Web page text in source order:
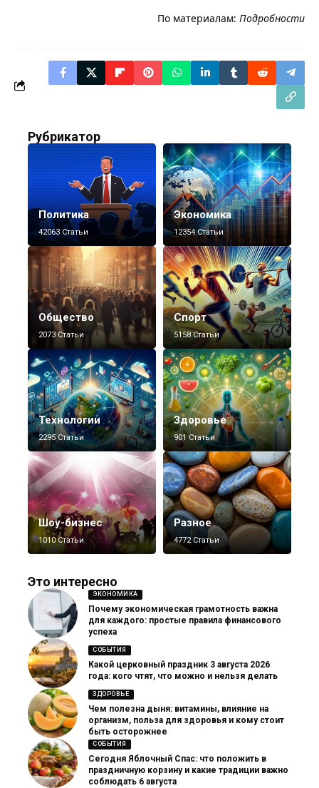
По материалам: Подробности
Рубрикатор
Политика
42063 Статьи
Экономика
12354 Статьи
Общество
2073 Статьи
Спорт
5158 Статьи
Технологии
2295 Статьи
Здоровье
901 Статьи
Шоу-бизнес
1010 Статьи
Разное
4772 Статьи
Это интересно
ЭКОНОМИКА
Почему экономическая грамотность важна
для каждого: простые правила финансового
успеха
СОБЫТИЯ
Какой церковный праздник 3 августа 2026
года: кого чтят, что можно и нельзя делать
ЗДОРОВЬЕ
Чем полезна дыня: витамины, влияние на
организм, польза для здоровья и кому стоит
быть осторожнее
СОБЫТИЯ
Сегодня Яблочный Спас: что положить в
праздничную корзину и какие традиции важно
соблюдать 6 августа